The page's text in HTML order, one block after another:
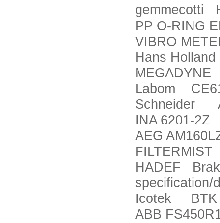
gemmecotti
PP O-RING
VIBRO
Hans
MEGADYNE
Labom
Schneider
INA 6201-2Z
AEG
HADEF
specification/
Icotek BTK
ABB